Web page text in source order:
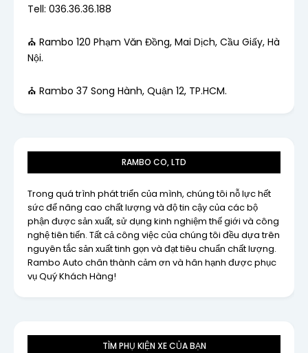
Tell: 036.36.36.188
⛪ Rambo 120 Phạm Văn Đồng, Mai Dịch, Cầu Giấy, Hà
Nội.
⛪ Rambo 37 Song Hành, Quận 12, TP.HCM.
RAMBO CO, LTD
Trong quá trình phát triển của mình, chúng tôi nỗ lực hết
sức để nâng cao chất lượng và độ tin cậy của các bộ
phận được sản xuất, sử dụng kinh nghiệm thế giới và công
nghệ tiên tiến. Tất cả công việc của chúng tôi đều dựa trên
nguyên tắc sản xuất tinh gọn và đạt tiêu chuẩn chất lượng.
Rambo Auto chân thành cảm ơn và hân hạnh được phục
vụ Quý Khách Hàng!
TÌM PHỤ KIỆN XE CỦA BẠN